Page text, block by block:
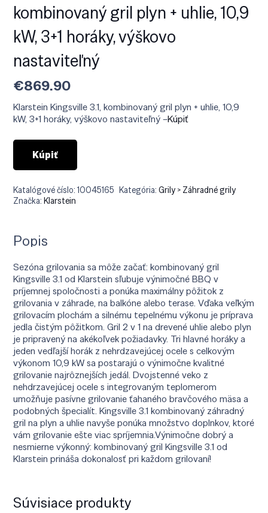
kombinovaný gril plyn + uhlie, 10,9
kW, 3+1 horáky, výškovo
nastaviteľný
€869.90
Klarstein Kingsville 3.1, kombinovaný gril plyn + uhlie, 10,9
kW, 3+1 horáky, výškovo nastaviteľný –Kúpiť
Kúpiť
Katalógové číslo:10045165 Kategória:Grily > Záhradné grily
Značka:Klarstein
Popis
Sezóna grilovania sa môže začať: kombinovaný gril
Kingsville 3.1 od Klarstein sľubuje výnimočné BBQ v
príjemnej spoločnosti a ponúka maximálny pôžitok z
grilovania v záhrade, na balkóne alebo terase. Vďaka veľkým
grilovacím plochám a silnému tepelnému výkonu je príprava
jedla čistým pôžitkom. Gril 2 v 1 na drevené uhlie alebo plyn
je pripravený na akékoľvek požiadavky. Tri hlavné horáky a
jeden vedľajší horák z nehrdzavejúcej ocele s celkovým
výkonom 10,9 kW sa postarajú o výnimočne kvalitné
grilovanie najrôznejších jedál. Dvojstenné veko z
nehdrzavejúcej ocele s integrovaným teplomerom
umožňuje pasívne grilovanie ťahaného bravčového mäsa a
podobných špecialít. Kingsville 3.1 kombinovaný záhradný
gril na plyn a uhlie navyše ponúka množstvo doplnkov, ktoré
vám grilovanie ešte viac spríjemnia.Výnimočne dobrý a
nesmierne výkonný: kombinovaný gril Kingsville 3.1 od
Klarstein prináša dokonalosť pri každom grilovaní!
Súvisiace produkty